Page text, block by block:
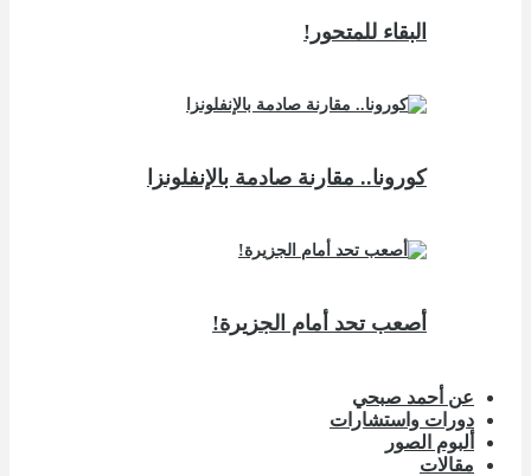
البقاء للمتحور!
كورونا.. مقارنة صادمة بالإنفلونزا
أصعب تحد أمام الجزيرة!
عن أحمد صبحي
دورات واستشارات
ألبوم الصور
مقالات